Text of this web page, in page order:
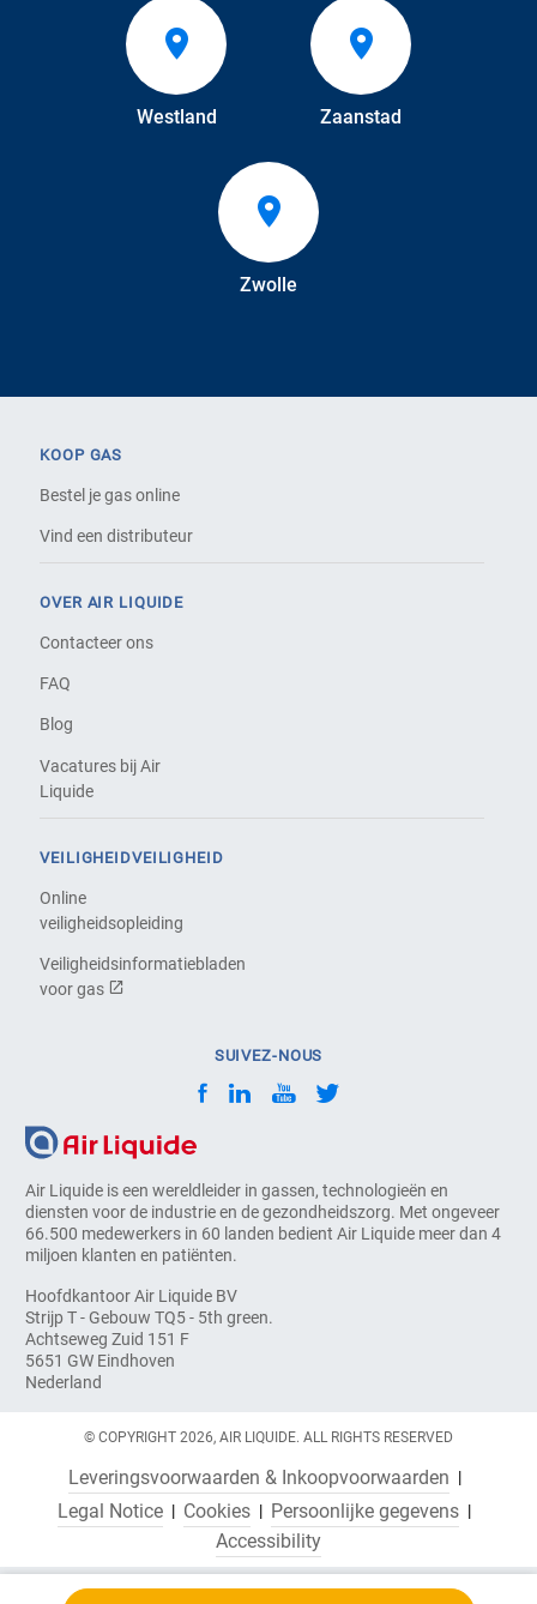
Westland Zaanstad
Zwolle
Air Liquide is een wereldleider in gassen, technologieën en
diensten voor de industrie en de gezondheidszorg. Met ongeveer
66.500 medewerkers in 60 landen bedient Air Liquide meer dan 4
miljoen klanten en patiënten.
Hoofdkantoor Air Liquide BV
Strijp T - Gebouw TQ5 - 5th green.
Achtseweg Zuid 151 F
5651 GW Eindhoven
Nederland
KOOP GAS
Bestel je gas online
Vind een distributeur
OVER AIR LIQUIDE
Contacteer ons
FAQ
Blog
Vacatures bij Air
Liquide
VEILIGHEIDVEILIGHEID
Online
veiligheidsopleiding
Veiligheidsinformatiebladen
voor gas
SUIVEZ-NOUS
© COPYRIGHT 2026, AIR LIQUIDE. ALL RIGHTS RESERVED
Leveringsvoorwaarden & Inkoopvoorwaarden
Legal Notice
Cookies
Persoonlijke gegevens
Accessibility